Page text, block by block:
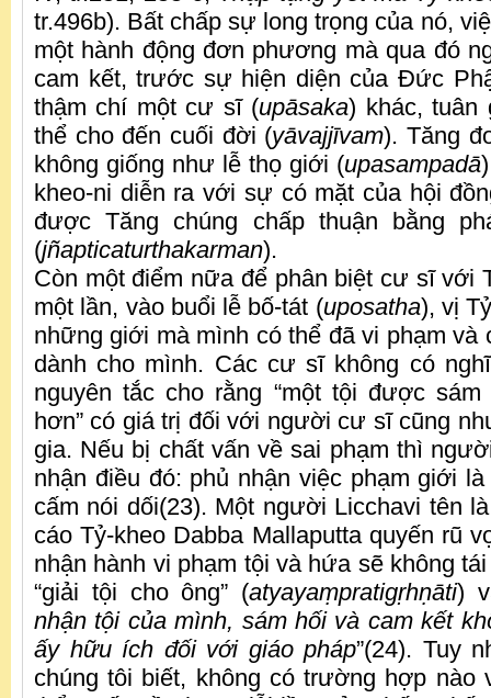
tr.496b). Bất chấp sự long trọng của nó,
một hành động đơn phương mà qua đó
cam kết, trước sự hiện diện của Đức
thậm chí một cư sĩ (upāsaka) khác, tuân
thể cho đến cuối đời (yāvajjīvam). Tăng
không giống như lễ thọ giới (upasampadā
kheo-ni diễn ra với sự có mặt của hội
được Tăng chúng chấp thuận bằng
(jñapticaturthakarman).
Còn một điểm nữa để phân biệt cư sĩ với
một lần, vào buổi lễ bố-tát (uposatha), vị
những giới mà mình có thể đã vi phạm và
dành cho mình. Các cư sĩ không có
nguyên tắc cho rằng “một tội được
hơn” có giá trị đối với người cư sĩ cũng
gia. Nếu bị chất vấn về sai phạm thì
nhận điều đó: phủ nhận việc phạm giới
cấm nói dối(23). Một người Licchavi tên
cáo Tỷ-kheo Dabba Mallaputta quyến rũ
nhận hành vi phạm tội và hứa sẽ không
“giải tội cho ông” (atyayaṃpratigṛhṇāti)
nhận tội của mình, sám hối và cam kết
ấy hữu ích đối với giáo pháp”(24). Tuy
chúng tôi biết, không có trường hợp nào